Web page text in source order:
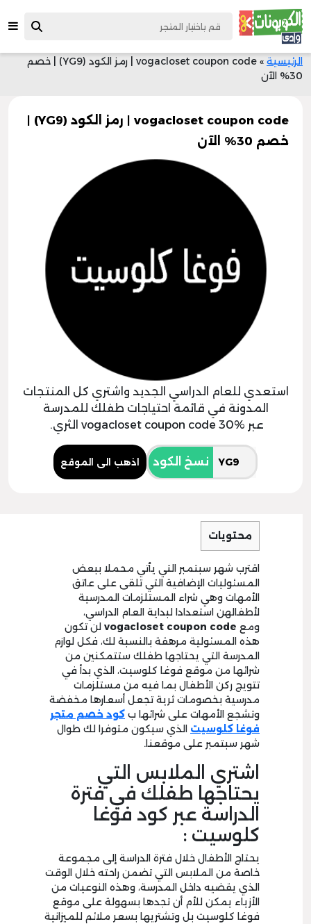
الرئيسية »
vogacloset coupon code | رمز الكود (YG9) | خصم
30% الآن
vogacloset coupon code | رمز الكود (YG9) |
خصم 30% الآن
استعدي للعام الدراسي الجديد واشتري كل المنتجات
المدونة في قائمة احتياجات طفلك للمدرسة
عبر vogacloset coupon code 30% الثري.
نسخ الكود اذهب الى الموقع
محتويات
اقترب شهر سبتمبر التي يأتي محملا ببعض
المسئوليات الإضافية التي تلقى على عاتق
الأمهات وهي شراء المستلزمات المدرسية
لأطفالهن استعدادا لبداية العام الدراسي،
ومع vogacloset coupon code لن تكون
هذه المسئولية مرهقة بالنسبة لك، فكل لوازم
المدرسة التي يحتاجها طفلك ستتمكنين من
شرائها من موقع فوغا كلوسيت، الذي بدأ في
تتويج ركن الأطفال بما فيه من مستلزمات
مدرسية بخصومات ثرية تجعل أسعارها مخفضة
وتشجع الأمهات على شرائها ب كود خصم متجر
فوغا كلوسيت الذي سيكون متوفرا لك طوال
شهر سبتمبر على موقعنا.
اشتري الملابس التي
يحتاجها طفلك في فترة
الدراسة عبر كود فوغا
كلوسيت :
يحتاج الأطفال خلال فترة الدراسة إلى مجموعة
خاصة من الملابس التي تضمن راحته خلال الوقت
الذي يقضيه داخل المدرسة، وهذه النوعيات من
الأزياء يمكن للأم أن تجدها بسهولة على موقع
فوغا كلوسيت بل وتشتريها بسعر ملائم للميزانية